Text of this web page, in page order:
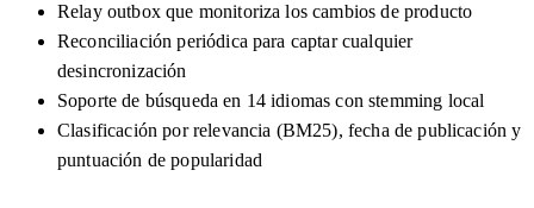
Relay outbox que monitoriza los cambios de producto
Reconciliación periódica para captar cualquier
desincronización
Soporte de búsqueda en 14 idiomas con stemming local
Clasificación por relevancia (BM25), fecha de publicación y
puntuación de popularidad